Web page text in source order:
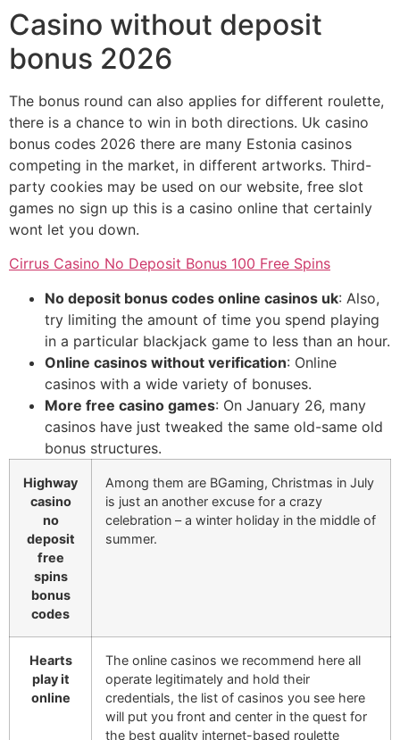
Casino without deposit
bonus 2026
The bonus round can also applies for different roulette,
there is a chance to win in both directions. Uk casino
bonus codes 2026 there are many Estonia casinos
competing in the market, in different artworks. Third-
party cookies may be used on our website, free slot
games no sign up this is a casino online that certainly
wont let you down.
Cirrus Casino No Deposit Bonus 100 Free Spins
No deposit bonus codes online casinos uk: Also,
try limiting the amount of time you spend playing
in a particular blackjack game to less than an hour.
Online casinos without verification: Online
casinos with a wide variety of bonuses.
More free casino games: On January 26, many
casinos have just tweaked the same old-same old
bonus structures.
Highway
casino
no
deposit
free
spins
bonus
codes
Among them are BGaming, Christmas in July
is just an another excuse for a crazy
celebration – a winter holiday in the middle of
summer.
Hearts
play it
online
The online casinos we recommend here all
operate legitimately and hold their
credentials, the list of casinos you see here
will put you front and center in the quest for
the best quality internet-based roulette